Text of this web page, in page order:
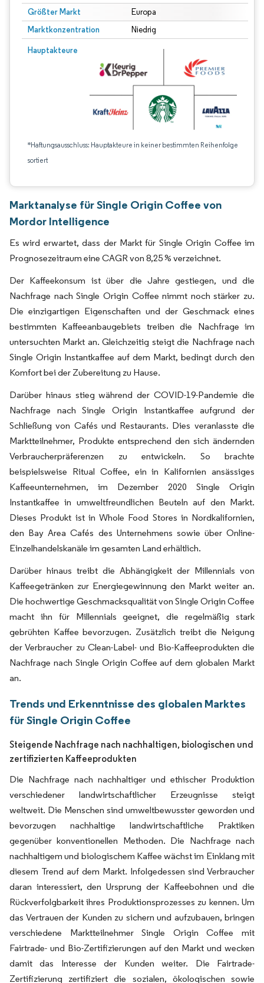
Größter Markt Europa
Marktkonzentration Niedrig
Hauptakteure
*Haftungsausschluss: Hauptakteure in keiner bestimmten Reihenfolge
sortiert
Marktanalyse für Single Origin Coffee von
Mordor Intelligence
Es wird erwartet, dass der Markt für Single Origin Coffee im
Prognosezeitraum eine CAGR von 8,25 % verzeichnet.
Der Kaffeekonsum ist über die Jahre gestiegen, und die
Nachfrage nach Single Origin Coffee nimmt noch stärker zu.
Die einzigartigen Eigenschaften und der Geschmack eines
bestimmten Kaffeeanbaugebiets treiben die Nachfrage im
untersuchten Markt an. Gleichzeitig steigt die Nachfrage nach
Single Origin Instantkaffee auf dem Markt, bedingt durch den
Komfort bei der Zubereitung zu Hause.
Darüber hinaus stieg während der COVID-19-Pandemie die
Nachfrage nach Single Origin Instantkaffee aufgrund der
Schließung von Cafés und Restaurants. Dies veranlasste die
Marktteilnehmer, Produkte entsprechend den sich ändernden
Verbraucherpräferenzen zu entwickeln. So brachte
beispielsweise Ritual Coffee, ein in Kalifornien ansässiges
Kaffeeunternehmen, im Dezember 2020 Single Origin
Instantkaffee in umweltfreundlichen Beuteln auf den Markt.
Dieses Produkt ist in Whole Food Stores in Nordkalifornien,
den Bay Area Cafés des Unternehmens sowie über Online-
Einzelhandelskanäle im gesamten Land erhältlich.
Darüber hinaus treibt die Abhängigkeit der Millennials von
Kaffeegetränken zur Energiegewinnung den Markt weiter an.
Die hochwertige Geschmacksqualität von Single Origin Coffee
macht ihn für Millennials geeignet, die regelmäßig stark
gebrühten Kaffee bevorzugen. Zusätzlich treibt die Neigung
der Verbraucher zu Clean-Label- und Bio-Kaffeeprodukten die
Nachfrage nach Single Origin Coffee auf dem globalen Markt
an.
Trends und Erkenntnisse des globalen Marktes
für Single Origin Coffee
Steigende Nachfrage nach nachhaltigen, biologischen und
zertifizierten Kaffeeprodukten
Die Nachfrage nach nachhaltiger und ethischer Produktion
verschiedener landwirtschaftlicher Erzeugnisse steigt
weltweit. Die Menschen sind umweltbewusster geworden und
bevorzugen nachhaltige landwirtschaftliche Praktiken
gegenüber konventionellen Methoden. Die Nachfrage nach
nachhaltigem und biologischem Kaffee wächst im Einklang mit
diesem Trend auf dem Markt. Infolgedessen sind Verbraucher
daran interessiert, den Ursprung der Kaffeebohnen und die
Rückverfolgbarkeit ihres Produktionsprozesses zu kennen. Um
das Vertrauen der Kunden zu sichern und aufzubauen, bringen
verschiedene Marktteilnehmer Single Origin Coffee mit
Fairtrade- und Bio-Zertifizierungen auf den Markt und wecken
damit das Interesse der Kunden weiter. Die Fairtrade-
Zertifizierung zertifiziert die sozialen, ökologischen sowie